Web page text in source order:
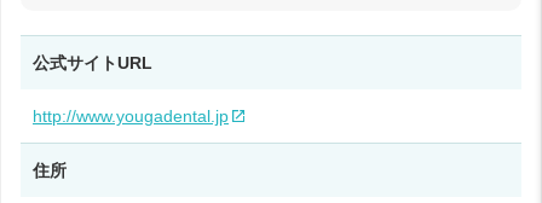
公式サイトURL
http://www.yougadental.jp
住所